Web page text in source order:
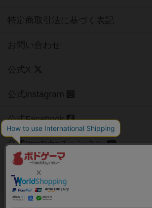
特定商取引法に基づく表記
お問い合わせ
公式X
公式instagram
公式Facebook
公式YouTubeチャンネル